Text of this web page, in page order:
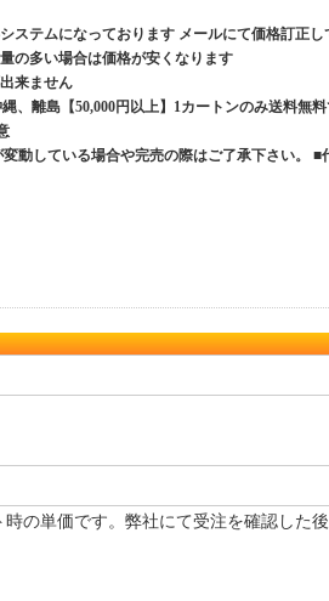
ステムになっております メールにて価格訂正
多い場合は価格が安くなります
来ません
、離島【50,000円以上】1カートンのみ送料
意
動している場合や完売の際はご了承下さい。 ■
の単価です。弊社にて受注を確認した後